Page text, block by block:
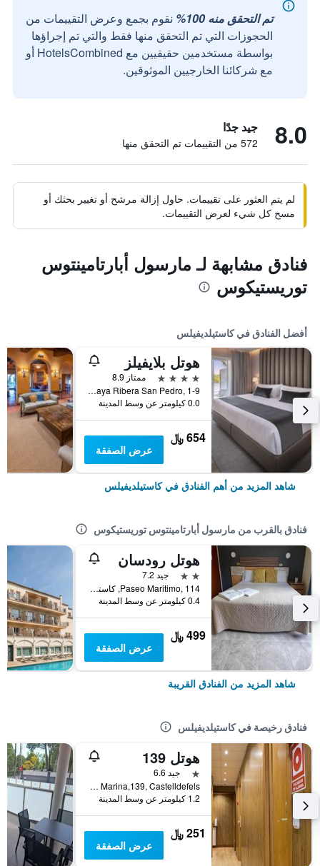
تم التحقق منه 100%
نقوم بجمع وعرض التقييمات من
الحجوزات التي تم التحقق منها فقط والتي تم إجراؤها
بواسطة مستخدمين حقيقيين مع HotelsCombined أو
مع شركائنا الخارجيين الموثوقين.
8.0 جيد جدًا
572 من التقييمات تم التحقق منها
لم يتم العثور على تقييمات. حاول إزالة مرشح أو تغيير بحثك أو
مسح كل شيء لعرض التقييمات.
فنادق مشابهة لـ مارسول أبارتامينتوس
توريستيكوس
أفضل الفنادق في كاستيلديفيلس
هوتل بلايفيلز
4 نجوم
ممتاز 8.9
Playa Ribera San Pedro, 1-9, كاستيلديفيلس, كاتالونيا, أسبانيا
0.0 كيلومتر عن وسط المدينة
654 ﷼
عرض الصفقة
شاهد المزيد من أهم الفنادق في كاستيلديفيلس
فنادق بالقرب من مارسول أبارتامينتوس توريستيكوس
هوتل رودسان
2 نجمتين
جيد 7.2
Paseo Maritimo, 114, كاستيلديفيلس, كاتالونيا, أسبانيا
0.4 كيلومتر عن وسط المدينة
499 ﷼
عرض الصفقة
شاهد المزيد من الفنادق القريبة
فنادق رخيصة في كاستيلديفيلس
هوتل 139
نجمة واحدة
جيد 6.6
Paseo De La Marina,139, Castelldefels, كاستيلديفيلس, كاتالونيا, أسبانيا
1.2 كيلومتر عن وسط المدينة
251 ﷼
عرض الصفقة